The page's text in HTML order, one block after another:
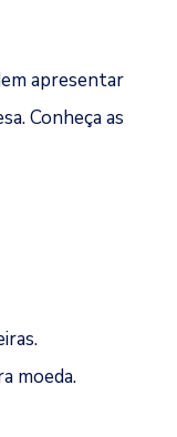
apresentar
Conheça as
moeda.